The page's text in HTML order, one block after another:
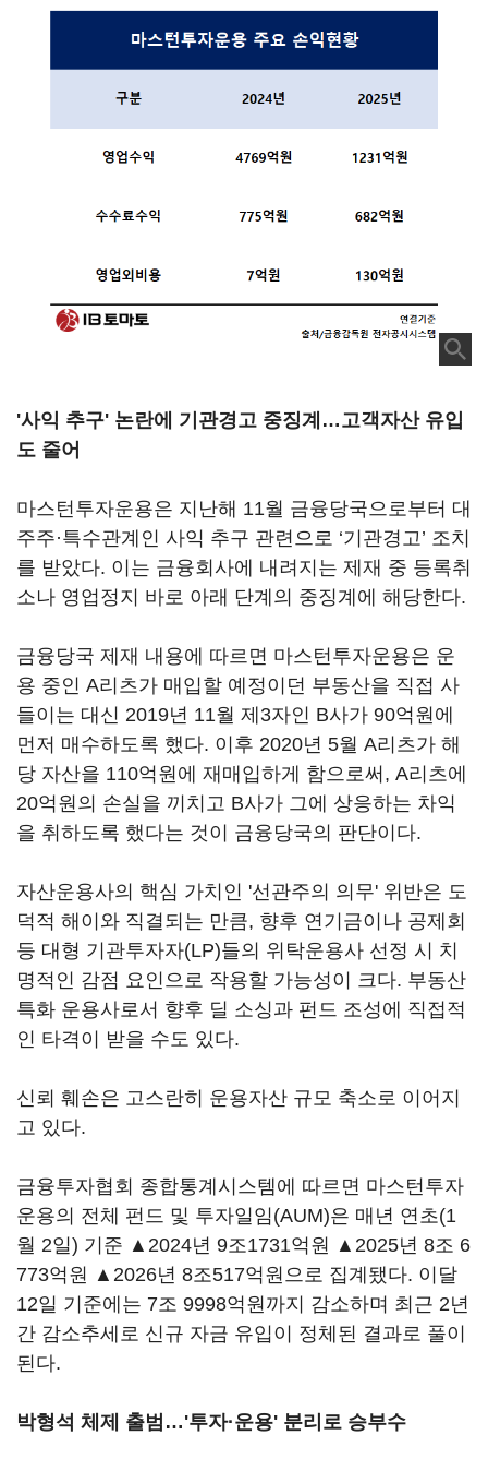
'사익 추구' 논란에 기관경고 중징계…고객자산 유입
도 줄어
마스턴투자운용은 지난해 11월 금융당국으로부터 대
주주·특수관계인 사익 추구 관련으로 ‘기관경고’ 조치
를 받았다. 이는 금융회사에 내려지는 제재 중 등록취
소나 영업정지 바로 아래 단계의 중징계에 해당한다.
금융당국 제재 내용에 따르면 마스턴투자운용은 운
용 중인 A리츠가 매입할 예정이던 부동산을 직접 사
들이는 대신 2019년 11월 제3자인 B사가 90억원에
먼저 매수하도록 했다. 이후 2020년 5월 A리츠가 해
당 자산을 110억원에 재매입하게 함으로써, A리츠에
20억원의 손실을 끼치고 B사가 그에 상응하는 차익
을 취하도록 했다는 것이 금융당국의 판단이다.
자산운용사의 핵심 가치인 '선관주의 의무' 위반은 도
덕적 해이와 직결되는 만큼, 향후 연기금이나 공제회
등 대형 기관투자자(LP)들의 위탁운용사 선정 시 치
명적인 감점 요인으로 작용할 가능성이 크다. 부동산
특화 운용사로서 향후 딜 소싱과 펀드 조성에 직접적
인 타격이 받을 수도 있다.
신뢰 훼손은 고스란히 운용자산 규모 축소로 이어지
고 있다.
금융투자협회 종합통계시스템에 따르면 마스턴투자
운용의 전체 펀드 및 투자일임(AUM)은 매년 연초(1
월 2일) 기준 ▲2024년 9조1731억원 ▲2025년 8조 6
773억원 ▲2026년 8조517억원으로 집계됐다. 이달
12일 기준에는 7조 9998억원까지 감소하며 최근 2년
간 감소추세로 신규 자금 유입이 정체된 결과로 풀이
된다.
박형석 체제 출범…'투자·운용' 분리로 승부수